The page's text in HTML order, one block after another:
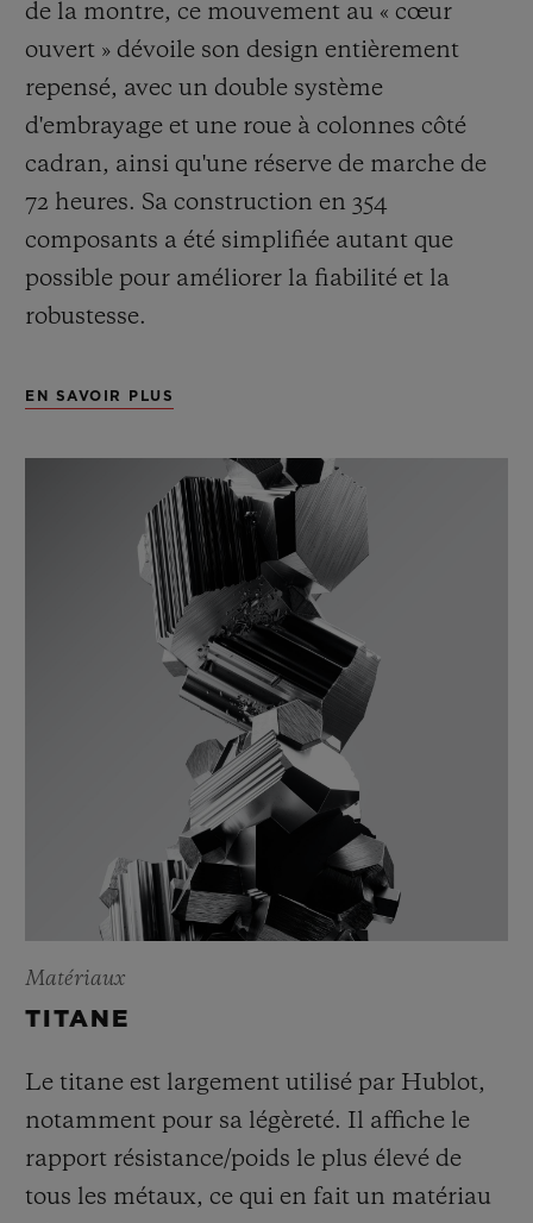
de la montre, ce mouvement au « cœur
ouvert » dévoile son design entièrement
repensé, avec un double système
d'embrayage et une roue à colonnes côté
cadran, ainsi qu'une réserve de marche de
72 heures. Sa construction en 354
composants a été simplifiée autant que
possible pour améliorer la fiabilité et la
robustesse.
EN SAVOIR PLUS
Matériaux
TITANE
Le titane est largement utilisé par Hublot,
notamment pour sa légèreté. Il affiche le
rapport résistance/poids le plus élevé de
tous les métaux, ce qui en fait un matériau